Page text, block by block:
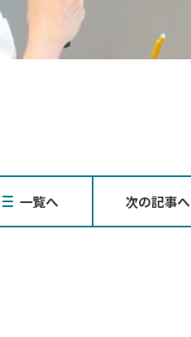
稿
ナ
一覧へ 次の記事へ